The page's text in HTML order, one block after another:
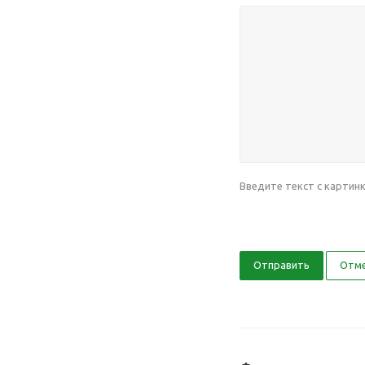
Введите текст с
Отправить